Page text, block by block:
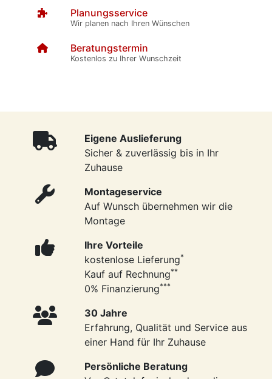
Planungsservice
Wir planen nach Ihren Wünschen
Beratungstermin
Kostenlos zu Ihrer Wunschzeit
Eigene Auslieferung
Sicher & zuverlässig bis in Ihr
Zuhause
Montageservice
Auf Wunsch übernehmen wir die
Montage
Ihre Vorteile
kostenlose Lieferung*
Kauf auf Rechnung**
0% Finanzierung***
30 Jahre
Erfahrung, Qualität und Service aus
einer Hand für Ihr Zuhause
Persönliche Beratung